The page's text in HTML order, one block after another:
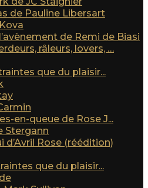
de Pauline Libersart
de Remi de Biasi
râleurs, lovers, …
que du plaisir...
en-queue de Rose J...
Stergann
d’Avril Rose (réédition)
que du plaisir...